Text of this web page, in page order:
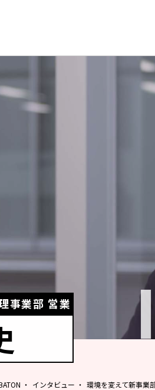
事業部 営業
インタビュー 環境を変えて新事業